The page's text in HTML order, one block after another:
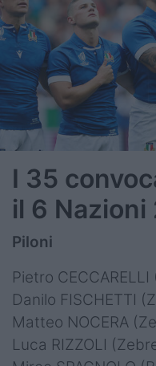
I 35
il 6 Nazioni
Piloni
Pietro
Danilo FISCHETTI
Matteo NOCERA
Luca RIZZOLI